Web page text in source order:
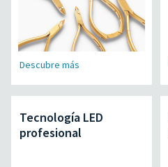
Descubre más
Tecnología LED
profesional